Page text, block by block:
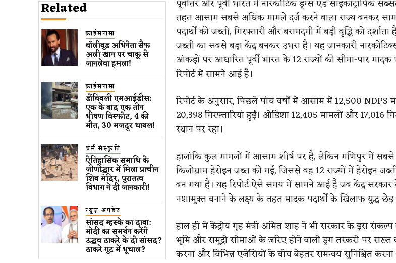
Related
क्राईमनामा
बॉलीवुड​ अभिनेता सैफ
अली खान पर चाकू से ​
जानलेवा हमला​!
क्राईमनामा
डोंबिवली एमआईडीस:
एक के बाद एक तीन
भीषण विस्फोट, 4 की
मौत, 30 मजदूर घायल!
धर्म संस्कृति
ऐतिहासिक समाधि के
जीर्णोद्धार में मिला प्राचीन
शिव मंदिर, पुरातत्व
विभाग ने दी जानकारी!
न्यूज़ अपडेट
सांसद म्हस्के का दावा:
मोदी का समर्थन करेंगे
उद्धव ठाकरे के दो सांसद?
ठाकरे गुट में भूचाल?
पूर्वोत्तर और पूर्वी भारत में नारकोटिक ड्रग्स एंड साइकोट्रॉपिक
तहत आसाम सबसे अधिक मामले दर्ज करने वाला राज्य बनकर
पदार्थों की जब्ती, गिरफ्तारी और बरामदगी में बड़ी वृद्धि को
जब्ती का सबसे बड़ा केंद्र बनकर उभरा है। यह जानकारी
आंकड़ों पर आधारित पूर्वी भारत के 12 राज्यों की सीमा-पार मादक
रिपोर्ट में सामने आई है।
रिपोर्ट के अनुसार, पिछले पांच वर्षों में आसाम में 12,500 NDPS
20,398 गिरफ्तारियां हुईं। ओडिशा 12,405 मामलों और 17,016
स्थान पर रहा।
हालांकि कुल मामलों में आसाम शीर्ष पर है, लेकिन मणिपुर में
किलोग्राम हेरोइन जब्त की गई, जिससे वह 12 राज्यों में हेरोइन
बन गया है। यह रिपोर्ट ऐसे समय में सामने आई है जब केंद्र
नशामुक्त बनाने के लक्ष्य के तहत मादक पदार्थों के खिलाफ युद्ध छेड़
हाल ही में केंद्रीय गृह मंत्री अमित शाह ने भी सरकार के इस
भूमि और समुद्री सीमाओं के जरिए होने वाली ड्रग तस्करी पर सख्त
करना और विभिन्न एजेंसियों के बीच बेहतर समन्वय सुनिश्चित करना